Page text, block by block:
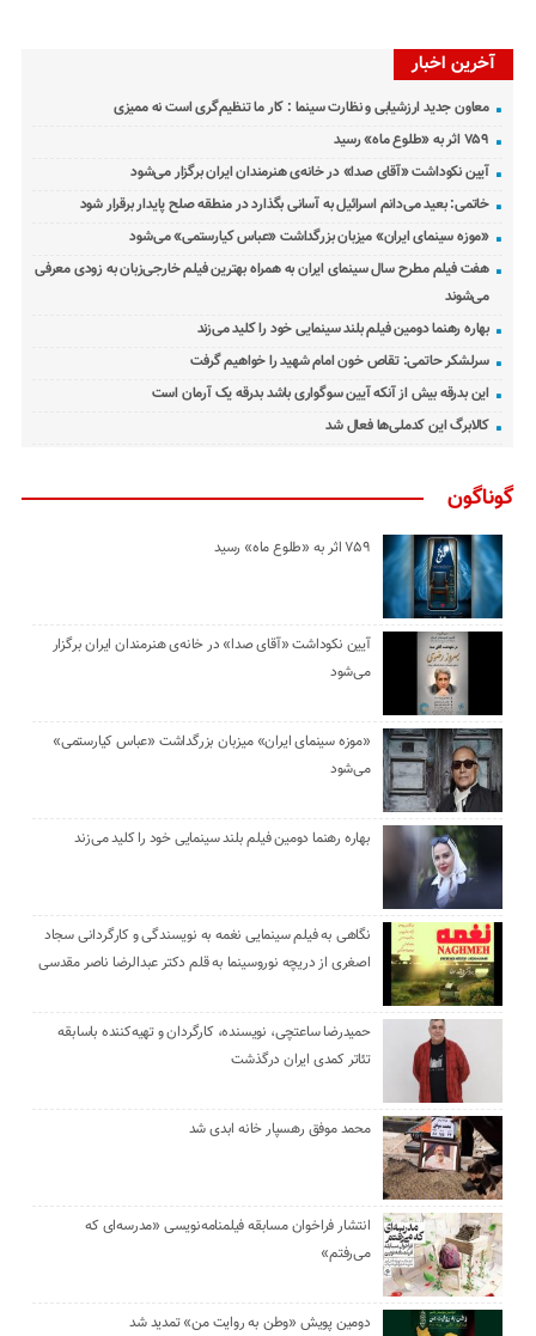
آخرین اخبار
معاون جدید ارزشیابی و نظارت سینما : کار ما تنظیم‌گری است نه ممیزی
۷۵۹ اثر به «طلوع ماه» رسید
آیین نکوداشت «آقای صدا» در خانه‌ی هنرمندان ایران برگزار می‌شود
خاتمی: بعید می‌دانم اسرائیل به آسانی بگذارد در منطقه صلح پایدار برقرار شود
«موزه سینمای ایران» میزبان بزرگداشت «عباس کیارستمی» می‌شود
هفت فیلم مطرح سال سینمای ایران به همراه بهترین فیلم خارجی‌زبان به زودی معرفی
می‌شوند
بهاره رهنما دومین فیلم بلند سینمایی خود را کلید می‌زند
سرلشکر حاتمی: تقاص خون امام شهید را خواهیم گرفت
این بدرقه بیش از آنکه آیین سوگواری باشد بدرقه یک آرمان است
کالابرگ این کدملی‌ها فعال شد
گوناگون
۷۵۹ اثر به «طلوع ماه» رسید
آیین نکوداشت «آقای صدا» در خانه‌ی هنرمندان ایران برگزار
می‌شود
«موزه سینمای ایران» میزبان بزرگداشت «عباس کیارستمی»
می‌شود
بهاره رهنما دومین فیلم بلند سینمایی خود را کلید می‌زند
نگاهی به فیلم سینمایی نغمه به نویسندگی و کارگردانی سجاد
اصغری از دریچه نوروسینما به قلم دکتر عبدالرضا ناصر مقدسی
حمیدرضا ساعتچی، نویسنده، کارگردان و تهیه‌کننده باسابقه
تئاتر کمدی ایران درگذشت
محمد موفق رهسپار خانه ابدی شد
انتشار فراخوان مسابقه فیلمنامه‌نویسی «مدرسه‌ای که
می‌رفتم»
دومین پویش «وطن به روایت من» تمدید شد